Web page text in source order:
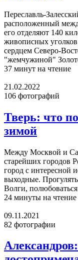
Переславль-
расположенный
его отделяют 140
живописных
сердцем Северо-
"жемчужиной"
37 минут на чтение
21.02.2022
106 фотографий
Тверь: что
зимой
Между Москвой и
старейших городов
город с интересной
выходные.
Волги,
24 минуты на чтение
09.11.2021
82 фотографии